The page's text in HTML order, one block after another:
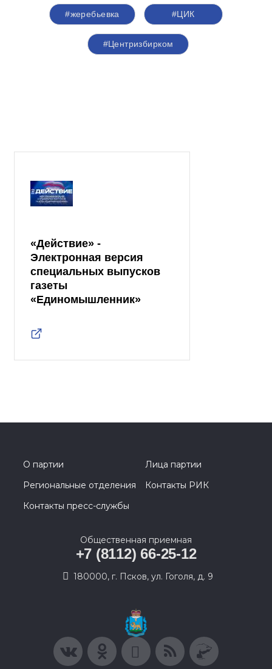
#жеребьевка #ЦИК
#Центризбирком
«Действие» -
Электронная версия
специальных выпусков
газеты
«Единомышленник»
О партии
Лица партии
Региональные отделения
Контакты РИК
Контакты пресс-службы
Общественная приемная
+7 (8112) 66-25-12
180000, г. Псков, ул. Гоголя, д. 9